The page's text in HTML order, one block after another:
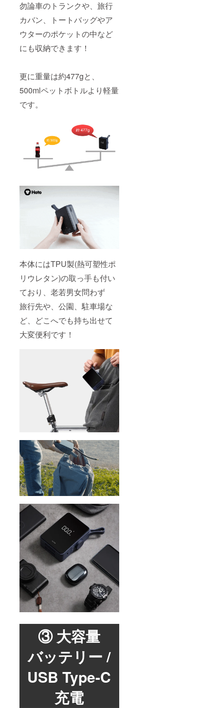
勿論車のトランクや、旅行
カバン、トートバッグやア
ウターのポケットの中など
にも収納できます！
更に重量は約477gと、
500mlペットボトルより軽量
です。
本体にはTPU製(熱可塑性ポ
リウレタン)の取っ手も付い
ており、老若男女問わず
旅行先や、公園、駐車場な
ど、どこへでも持ち出せて
大変便利です！
③ 大容量
バッテリー /
USB Type-C
充電